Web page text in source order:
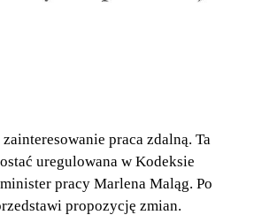
praca zdalną. Ta
uregulowana w Kodeksie
pracy Marlena Maląg. Po
propozycję zmian.